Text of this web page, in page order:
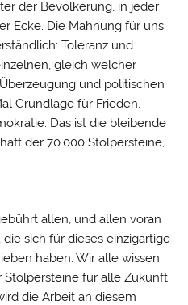
der Bevölkerung, in jeder
Ecke. Die Mahnung für uns
Toleranz und
gleich welcher
und politischen
Grundlage für Frieden,
Das ist die bleibende
der 70.000 Stolpersteine,
allen, und allen voran
sich für dieses einzigartige
haben. Wir alle wissen:
Stolpersteine für alle Zukunft
die Arbeit an diesem